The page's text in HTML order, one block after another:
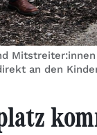
an den